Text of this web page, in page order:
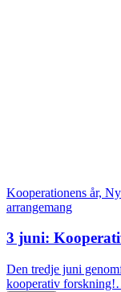
Kooperationens år,
arrangemang
3 juni:
Den tredje juni
kooperativ